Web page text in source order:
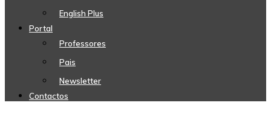
English Plus
Portal
Professores
Pais
Newsletter
Contactos